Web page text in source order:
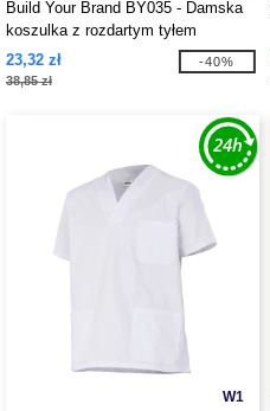
Build Your Brand BY035 - Damska
koszulka z rozdartym tyłem
23,32 zł
38,85 zł
-40%
W1